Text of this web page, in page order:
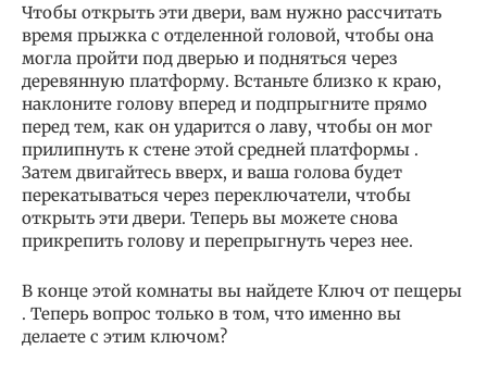
Чтобы открыть эти двери, вам нужно рассчитать
время прыжка с отделенной головой, чтобы она
могла пройти под дверью и подняться через
деревянную платформу. Встаньте близко к краю,
наклоните голову вперед и подпрыгните прямо
перед тем, как он ударится о лаву, чтобы он мог
прилипнуть к стене этой средней платформы .
Затем двигайтесь вверх, и ваша голова будет
перекатываться через переключатели, чтобы
открыть эти двери. Теперь вы можете снова
прикрепить голову и перепрыгнуть через нее.
В конце этой комнаты вы найдете Ключ от пещеры
. Теперь вопрос только в том, что именно вы
делаете с этим ключом?